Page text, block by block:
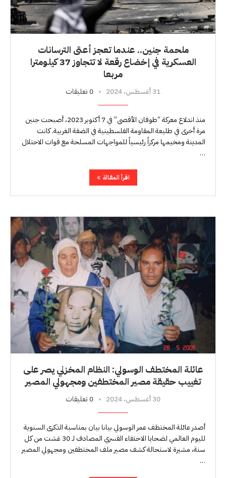
ملحمة جنين.. عندما تعجز أعتى الترسانات
العسكرية في إخضاع رقعة لا تتجاوز 37 كيلومترا
مربعا
31 أغسطس، 2024 0 تعليقات
منذ اندلاع معركة “طوفان الأقصى” في 7 أكتوبر 2023، أصبحت جنين
مرة أخرى في طليعة المقاومة الفلسطينية في الضفة الغربية. كانت
المدينة ومخيمها مركزاً رئيسياً للمواجهات المسلحة مع قوات الاحتلال
…
اقرأ المقالة
عائلة المختطف الوسولي: النظام المخزني يصر على
تغييب حقيقة مصير المختطفين ومجهولي المصير
30 أغسطس، 2024 0 تعليقات
أصدر عائلة المختطف عمر الوسولي بيانا بيان بمناسبة الذكرى السنوية
لليوم العالمي لضحايا الاختفاء القسري المصادف لـ 30 غشت من كل
سنة، مشيرة لاستحالة كشف مصير ملف المختطفين ومجهولي المصير
…